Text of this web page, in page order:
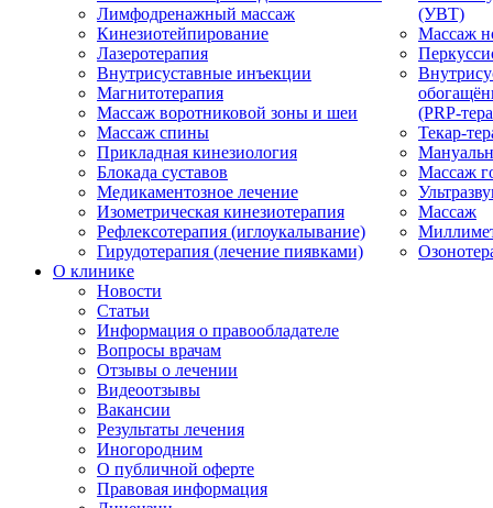
Лимфодренажный массаж
Кинезиотейпирование
Лазеротерапия
Внутрисуставные инъекции
Магнитотерапия
Массаж воротниковой зоны и шеи
Массаж спины
Прикладная кинезиология
Блокада суставов
Медикаментозное лечение
Изометрическая кинезиотерапия
Рефлексотерапия (иглоукалывание)
Гирудотерапия (лечение пиявками)
(УВТ)
Массаж
(PRP-
Текар-
Массаж
Массаж
О клинике
Новости
Статьи
Информация о правообладателе
Вопросы врачам
Отзывы о лечении
Видеоотзывы
Вакансии
Результаты лечения
Иногородним
О публичной оферте
Правовая информация